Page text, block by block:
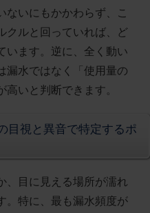
ないにもかかわらず、こ
クルと回っていれば、ど
います。逆に、全く動い
漏水ではなく「使用量の
いと判断できます。
目視と異音で特定するポ
、目に見える場所が濡れ
。特に、最も漏水頻度が